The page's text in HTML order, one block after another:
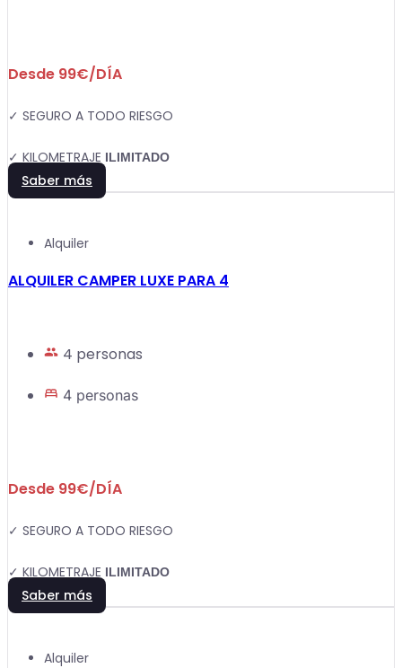
Desde 99€/DÍA
✓ SEGURO A TODO RIESGO
✓ KILOMETRAJE ILIMITADO
Saber más
Alquiler
ALQUILER CAMPER LUXE PARA 4
4 personas
4 personas
Desde 99€/DÍA
✓ SEGURO A TODO RIESGO
✓ KILOMETRAJE ILIMITADO
Saber más
Alquiler